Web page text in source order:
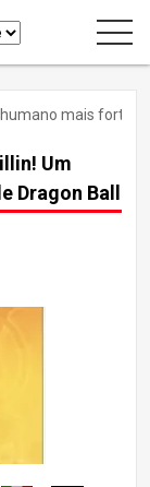
mais forte:
Um
Dragon Ball